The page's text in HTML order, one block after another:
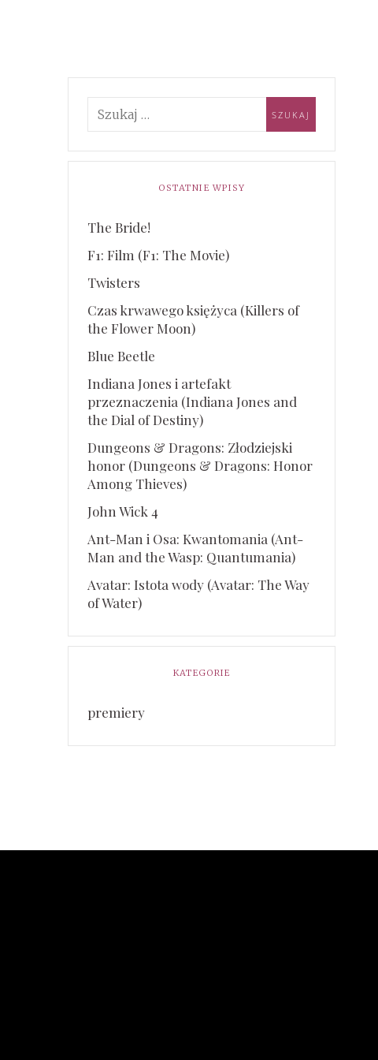
OSTATNIE WPISY
The Bride!
F1: Film (F1: The Movie)
Twisters
Czas krwawego księżyca (Killers of
the Flower Moon)
Blue Beetle
Indiana Jones i artefakt
przeznaczenia (Indiana Jones and
the Dial of Destiny)
Dungeons & Dragons: Złodziejski
honor (Dungeons & Dragons: Honor
Among Thieves)
John Wick 4
Ant-Man i Osa: Kwantomania (Ant-
Man and the Wasp: Quantumania)
Avatar: Istota wody (Avatar: The Way
of Water)
KATEGORIE
premiery